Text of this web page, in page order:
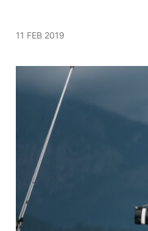
11 FEB 2019